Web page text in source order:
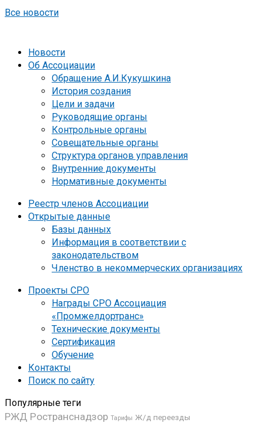
Все новости
Новости
Об Ассоциации
Обращение А.И.Кукушкина
История создания
Цели и задачи
Руководящие органы
Контрольные органы
Совещательные органы
Структура органов управления
Внутренние документы
Нормативные документы
Реестр членов Ассоциации
Открытые данные
Базы данных
Информация в соответствии с
законодательством
Членство в некоммерческих организациях
Проекты СРО
Награды СРО Ассоциация
«Промжелдортранс»
Технические документы
Сертификация
Обучение
Контакты
Поиск по сайту
Популярные теги
РЖД Ространснадзор Тарифы Ж/д переезды